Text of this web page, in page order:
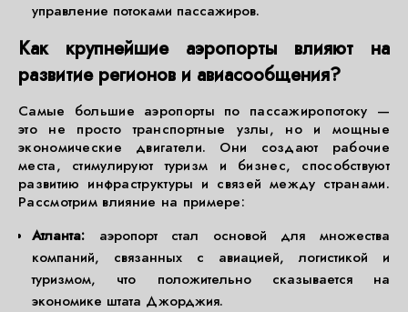
управление потоками пассажиров.
Как крупнейшие аэропорты влияют на
развитие регионов и авиасообщения?
Самые большие аэропорты по пассажиропотоку —
это не просто транспортные узлы, но и мощные
экономические двигатели. Они создают рабочие
места, стимулируют туризм и бизнес, способствуют
развитию инфраструктуры и связей между странами.
Рассмотрим влияние на примере:
Атланта: аэропорт стал основой для множества
компаний, связанных с авиацией, логистикой и
туризмом, что положительно сказывается на
экономике штата Джорджия.